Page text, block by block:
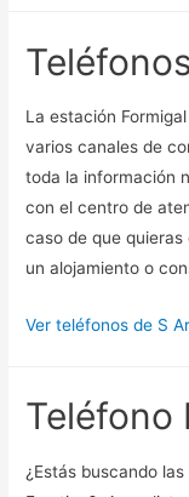
La estación
varios canales de
toda la información
con el centro de
caso de que
un alojamiento o
Ver teléfonos de S
Teléfono
¿Estás buscando